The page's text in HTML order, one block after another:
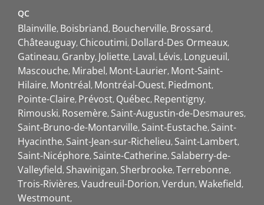
QC
Blainville Boisbriand Boucherville Brossard
Châteauguay Chicoutimi Dollard-Des Ormeaux
Gatineau Granby Joliette Laval Lévis Longueuil
Mascouche Mirabel Mont-Laurier Mont-Saint-
Hilaire Montréal Montréal-Ouest Piedmont
Pointe-Claire Prévost Québec Repentigny
Rimouski Rosemère Saint-Augustin-de-Desmaures
Saint-Bruno-de-Montarville Saint-Eustache Saint-
Hyacinthe Saint-Jean-sur-Richelieu Saint-Lambert
Saint-Nicéphore Sainte-Catherine Salaberry-de-
Valleyfield Shawinigan Sherbrooke Terrebonne
Trois-Rivières Vaudreuil-Dorion Verdun Wakefield
Westmount